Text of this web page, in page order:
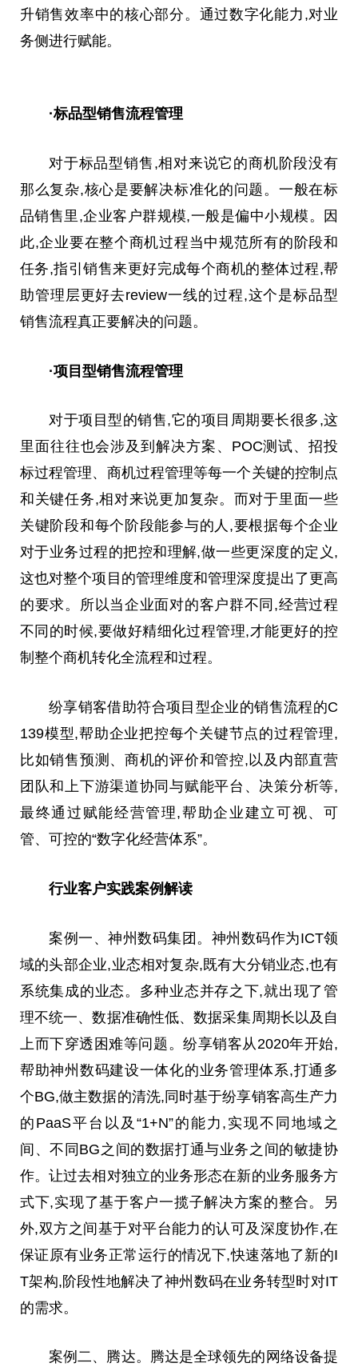
升销售效率中的核心部分。通过数字化能力,对业
务侧进行赋能。
·标品型销售流程管理
对于标品型销售,相对来说它的商机阶段没有
那么复杂,核心是要解决标准化的问题。一般在标
品销售里,企业客户群规模,一般是偏中小规模。因
此,企业要在整个商机过程当中规范所有的阶段和
任务,指引销售来更好完成每个商机的整体过程,帮
助管理层更好去review一线的过程,这个是标品型
销售流程真正要解决的问题。
·项目型销售流程管理
对于项目型的销售,它的项目周期要长很多,这
里面往往也会涉及到解决方案、POC测试、招投
标过程管理、商机过程管理等每一个关键的控制点
和关键任务,相对来说更加复杂。而对于里面一些
关键阶段和每个阶段能参与的人,要根据每个企业
对于业务过程的把控和理解,做一些更深度的定义,
这也对整个项目的管理维度和管理深度提出了更高
的要求。所以当企业面对的客户群不同,经营过程
不同的时候,要做好精细化过程管理,才能更好的控
制整个商机转化全流程和过程。
纷享销客借助符合项目型企业的销售流程的C
139模型,帮助企业把控每个关键节点的过程管理,
比如销售预测、商机的评价和管控,以及内部直营
团队和上下游渠道协同与赋能平台 、决策分析等,
最终通过赋能经营管理,帮助企业建立可视、可
管、可控的“数字化经营体系”。
行业客户实践案例解读
案例一、 神州 数码集团。 神州 数码作为ICT领
域的头部企业,业态相对复杂,既有大分销业态,也有
系统集成的业态。多种业态并存之下,就出现了管
理不统一、数据准确性低、数据采集周期长以及自
上而下穿透困难等问题。纷享销客从2020年开始,
帮助神州 数码建设一体化的业务管理体系,打通多
个BG,做主数据的清洗,同时基于纷享销客高生产力
的PaaS平台 以及“1+N”的能力,实现不同地域之
间、不同BG之间的数据打通与业务之间的敏捷协
作。让过去相对独立的业务形态在新的业务服务方
式下,实现了基于客户一揽子解决方案的整合。另
外,双方之间基于对平台能力的认可及深度协作,在
保证原有业务正常运行的情况下,快速落地了新的I
T架构,阶段性地解决了神州 数码在业务转型时对IT
的需求。
案例二、腾达。腾达是全球领先的网络设备提